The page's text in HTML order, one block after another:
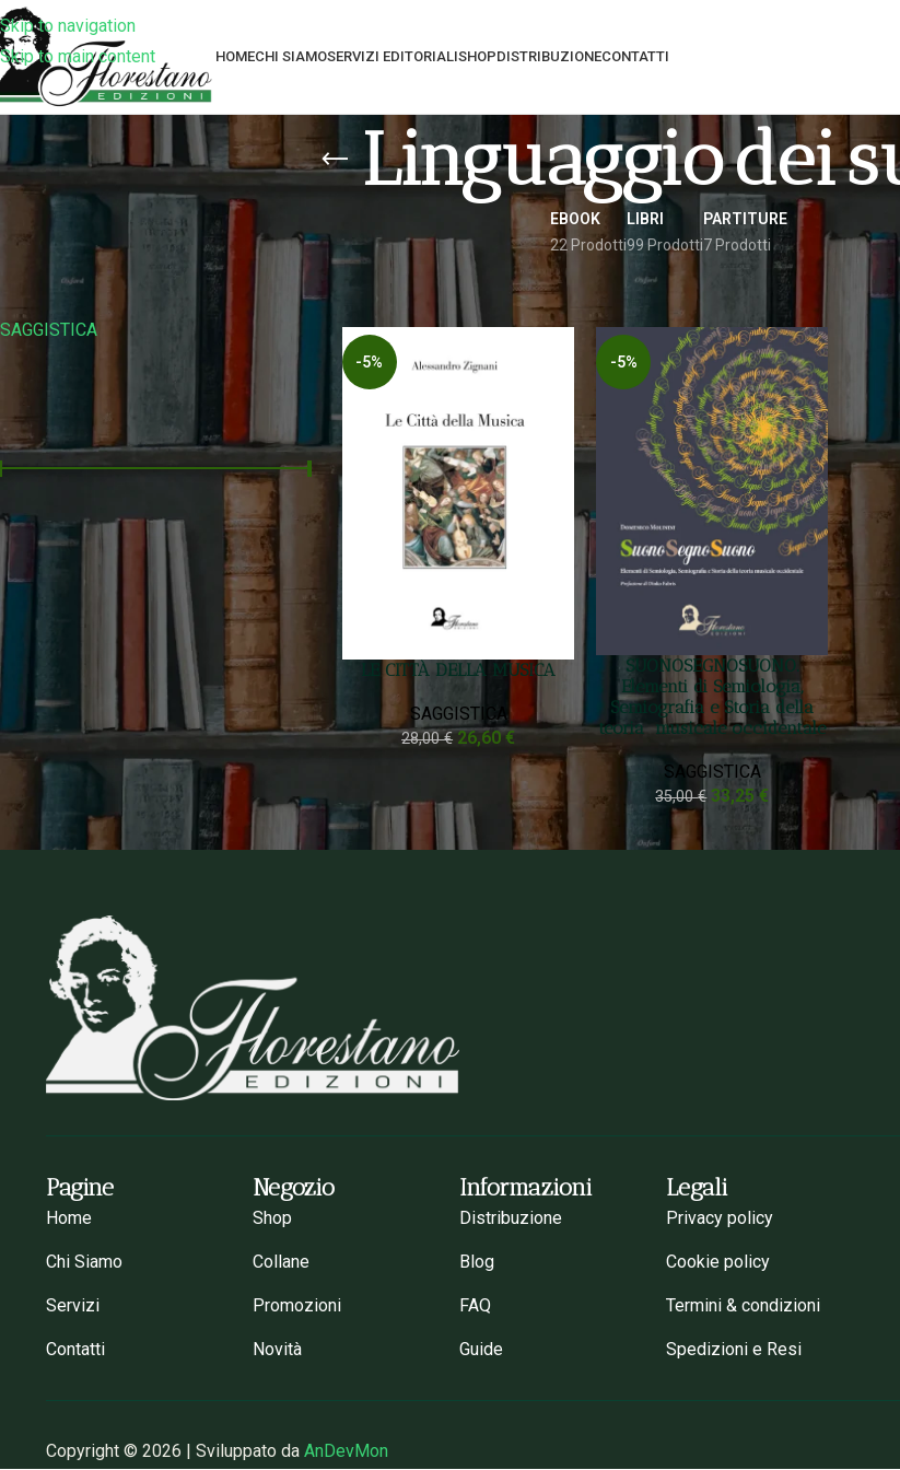
Skip to navigation
Skip to main content
HOMECHI SIAMOSERVIZI EDITORIALISHOPDISTRIBUZIONECONTATTI
Linguaggio Dei
EBOOK
22 Prodotti
LIBRI
99 Prodotti
PARTITURE
7 Prodotti
Filtra Per Collana
SAGGISTICA
Filtra Per Prezzo
FILTRA
Prezzo: 30 €—40 €
Filtra Per Stato
In stock
Prodotti taggati “linguaggio dei suoni”
-5%
LE CITTÀ DELLA MUSICA
SAGGISTICA
28,00€ 26,60€
-5%
SUONOSEGNOSUONO.
Elementi di Semiologia,
Semiografia e Storia della
teoria musicale occidentale
SAGGISTICA
35,00€ 33,25€
Pagine
Home
Chi Siamo
Servizi
Contatti
Negozio
Shop
Collane
Promozioni
Novità
Informazioni
Distribuzione
Blog
FAQ
Guide
Legali
Privacy policy
Cookie policy
Termini & condizioni
Spedizioni e Resi
Copyright © 2026 | Sviluppato da AnDevMon